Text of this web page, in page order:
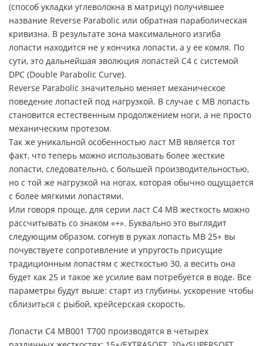
(способ укладки углеволокна в матрицу) получившее
название Reverse Parabolic или обратная параболическая
кривизна. В результате зона максимального изгиба
лопасти находится не у кончика лопасти, а у ее комля. По
сути, это дальнейшая эволюция лопастей C4 с системой
DPC (Double Parabolic Curve).
Reverse Parabolic значительно меняет механическое
поведение лопастей под нагрузкой. В случае с MB лопасть
становится естественным продолжением ноги, а не просто
механическим протезом.
Так же уникальной особенностью ласт MB является тот
факт, что теперь можно использовать более жесткие
лопасти, следовательно, с большей производительностью,
но с той же нагрузкой на ногах, которая обычно ощущается
с более мягкими лопастями.
Или говоря проще, для серии ласт C4 MB жесткость можно
рассчитывать со знаком «+». Буквально это выглядит
следующим образом, согнув в руках лопасть MB 25+ вы
почувствуете сопротивление и упругость присущие
традиционным лопастям с жесткостью 30, а весить она
будет как 25 и такое же усилие вам потребуется в воде. Все
параметры будут выше: старт из глубины, ускорение чтобы
сблизиться с рыбой, крейсерская скорость.
Лопасти C4 MB001 T700 производятся в четырех